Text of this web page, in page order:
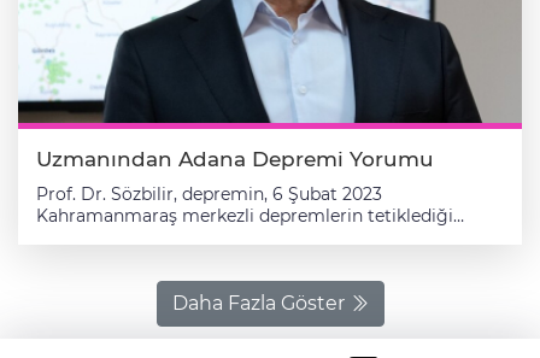
Uzmanından Adana Depremi Yorumu
Prof. Dr. Sözbilir, depremin, 6 Şubat 2023
Kahramanmaraş merkezli depremlerin tetiklediği
enerjinin önemli bir bölümünün boşaldığını belirtti.
Dokuz Eylül Üniversitesi (DEÜ) Deprem Araştırma ve
Uygulama Merkezi Müdürü Prof. Dr. Hasan Sözbilir,
Adana'nın Saimbeyli ilçesinde meydana gelen 4,9
Daha Fazla Göster